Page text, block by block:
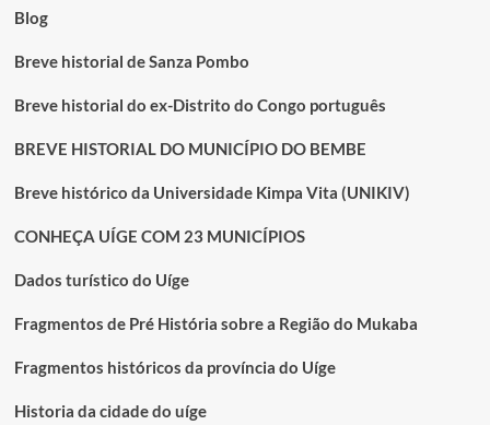
Blog
Breve historial de Sanza Pombo
Breve historial do ex-Distrito do Congo português
BREVE HISTORIAL DO MUNICÍPIO DO BEMBE
Breve histórico da Universidade Kimpa Vita (UNIKIV)
CONHEÇA UÍGE COM 23 MUNICÍPIOS
Dados turístico do Uíge
Fragmentos de Pré História sobre a Região do Mukaba
Fragmentos históricos da província do Uíge
Historia da cidade do uíge